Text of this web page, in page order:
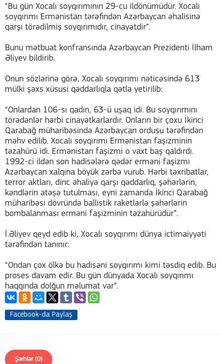
“Bu gün Xocalı soyqırımının 29-cu ildönümüdür. Xocalı
soyqırımı Ermənistan tərəfindən Azərbaycan əhalisinə
qarşı törədilmiş soyqırımıdır, cinayətdir”.
Bunu mətbuat konfransında Azərbaycan Prezidenti İlham
Əliyev bildirib.
Onun sözlərinə görə, Xocalı soyqırımı nəticəsində 613
mülki şəxs xüsusi qəddarlıqla qətlə yetirilib:
“Onlardan 106-sı qadın, 63-ü uşaq idi. Bu soyqırımını
törədənlər hərbi cinayətkarlardır. Onların bir çoxu İkinci
Qarabağ müharibəsində Azərbaycan ordusu tərəfindən
məhv edilib. Xocalı soyqırımı Ermənistan faşizminin
təzahürü idi. Ermənistan faşizmi o vaxt baş qaldırdı.
1992-ci ildən son hadisələrə qədər erməni faşizmi
Azərbaycan xalqına böyük zərbə vurub. Hərbi təxribatlar,
terror aktları, dinc əhaliyə qarşı qəddarlıq, şəhərlərin,
kəndlərin atəşə tutulması, eyni zamanda İkinci Qarabağ
müharibəsi dövründə ballistik raketlərlə şəhərlərin
bombalanması erməni faşizminin təzahürüdür”.
İ.Əliyev qeyd edib ki, Xocalı soyqırımı dünya ictimaiyyəti
tərəfindən tanınır:
“Ondan çox ölkə bu hadisəni soyqırımı kimi təsdiq edib. Bu
proses davam edir. Bu gün dünyada Xocalı soyqırımı
haqqında dolğun məlumat var”.
Facebook-da Paylaş
Şərhlər (0)